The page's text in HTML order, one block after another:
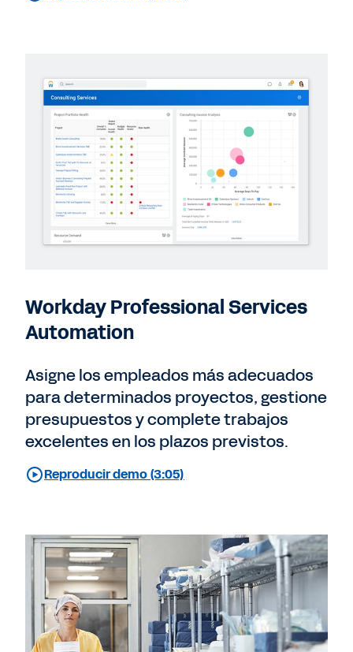
Workday Professional Services
Automation
Asigne los empleados más adecuados
para determinados proyectos, gestione
presupuestos y complete trabajos
excelentes en los plazos previstos.
Reproducir demo (3:05)